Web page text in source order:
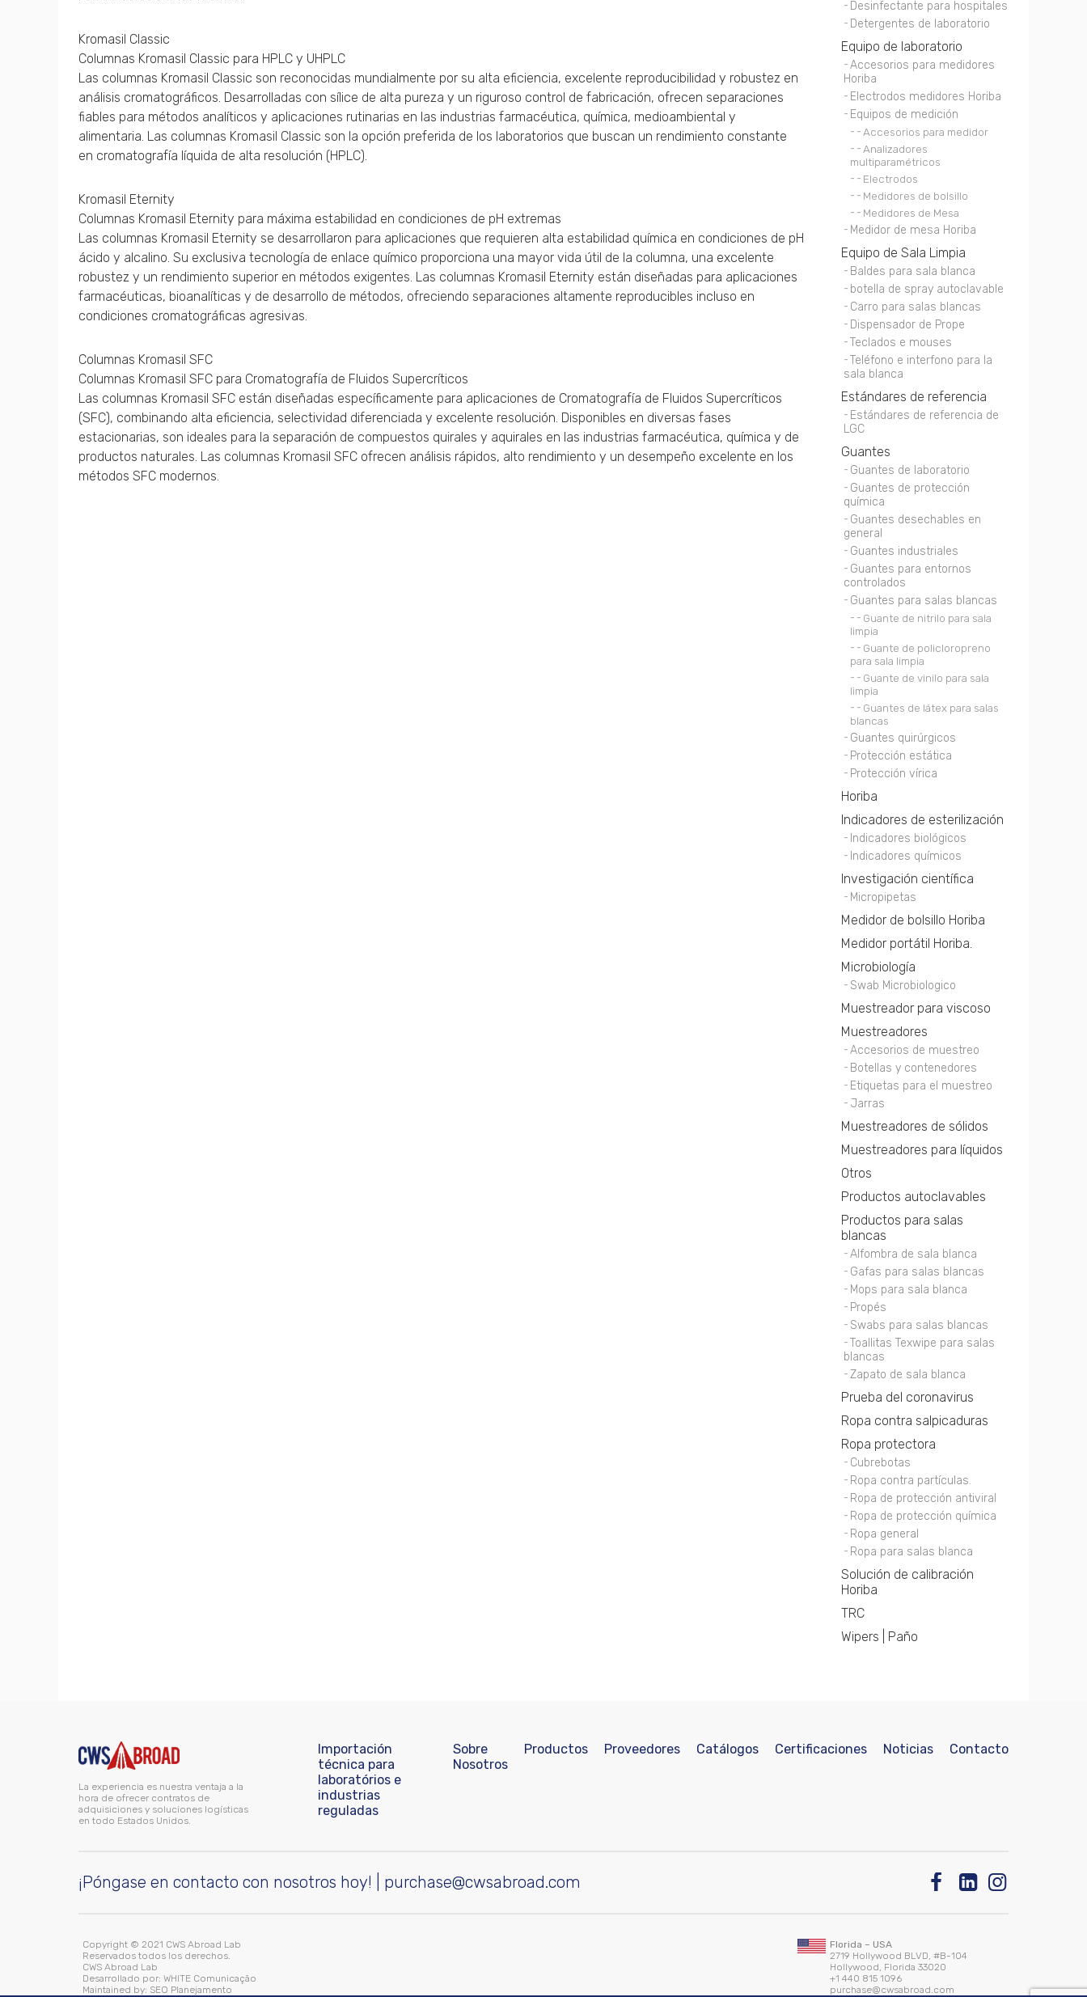
Kromasil Classic
Columnas Kromasil Classic para HPLC y UHPLC
Las columnas Kromasil Classic son reconocidas mundialmente por su alta eficiencia, excelente reproducibilidad y robustez en
análisis cromatográficos. Desarrolladas con sílice de alta pureza y un riguroso control de fabricación, ofrecen separaciones
fiables para métodos analíticos y aplicaciones rutinarias en las industrias farmacéutica, química, medioambiental y
alimentaria. Las columnas Kromasil Classic son la opción preferida de los laboratorios que buscan un rendimiento constante
en cromatografía líquida de alta resolución (HPLC).
Kromasil Eternity
Columnas Kromasil Eternity para máxima estabilidad en condiciones de pH extremas
Las columnas Kromasil Eternity se desarrollaron para aplicaciones que requieren alta estabilidad química en condiciones de pH
ácido y alcalino. Su exclusiva tecnología de enlace químico proporciona una mayor vida útil de la columna, una excelente
robustez y un rendimiento superior en métodos exigentes. Las columnas Kromasil Eternity están diseñadas para aplicaciones
farmacéuticas, bioanalíticas y de desarrollo de métodos, ofreciendo separaciones altamente reproducibles incluso en
condiciones cromatográficas agresivas.
Columnas Kromasil SFC
Columnas Kromasil SFC para Cromatografía de Fluidos Supercríticos
Las columnas Kromasil SFC están diseñadas específicamente para aplicaciones de Cromatografía de Fluidos Supercríticos
(SFC), combinando alta eficiencia, selectividad diferenciada y excelente resolución. Disponibles en diversas fases
estacionarias, son ideales para la separación de compuestos quirales y aquirales en las industrias farmacéutica, química y de
productos naturales. Las columnas Kromasil SFC ofrecen análisis rápidos, alto rendimiento y un desempeño excelente en los
métodos SFC modernos.
Desinfectante para hospitales
Detergentes de laboratorio
Equipo de laboratorio
Accesorios para medidores
Horiba
Electrodos medidores Horiba
Equipos de medición
Accesorios para medidor
Analizadores
multiparamétricos
Electrodos
Medidores de bolsillo
Medidores de Mesa
Medidor de mesa Horiba
Equipo de Sala Limpia
Baldes para sala blanca
botella de spray autoclavable
Carro para salas blancas
Dispensador de Prope
Teclados e mouses
Teléfono e interfono para la
sala blanca
Estándares de referencia
Estándares de referencia de
LGC
Guantes
Guantes de laboratorio
Guantes de protección
química
Guantes desechables en
general
Guantes industriales
Guantes para entornos
controlados
Guantes para salas blancas
Guante de nitrilo para sala
limpia
Guante de policloropreno
para sala limpia
Guante de vinilo para sala
limpia
Guantes de látex para salas
blancas
Guantes quirúrgicos
Protección estática
Protección vírica
Horiba
Indicadores de esterilización
Indicadores biológicos
Indicadores químicos
Investigación científica
Micropipetas
Medidor de bolsillo Horiba
Medidor portátil Horiba.
Microbiología
Swab Microbiologico
Muestreador para viscoso
Muestreadores
Accesorios de muestreo
Botellas y contenedores
Etiquetas para el muestreo
Jarras
Muestreadores de sólidos
Muestreadores para líquidos
Otros
Productos autoclavables
Productos para salas
blancas
Alfombra de sala blanca
Gafas para salas blancas
Mops para sala blanca
Propés
Swabs para salas blancas
Toallitas Texwipe para salas
blancas
Zapato de sala blanca
Prueba del coronavirus
Ropa contra salpicaduras
Ropa protectora
Cubrebotas
Ropa contra partículas.
Ropa de protección antiviral
Ropa de protección química
Ropa general
Ropa para salas blanca
Solución de calibración
Horiba
TRC
Wipers | Paño
La experiencia es nuestra ventaja a la
hora de ofrecer contratos de
adquisiciones y soluciones logísticas
en todo Estados Unidos.
Importación
técnica para
laboratórios e
industrias
reguladas
Sobre
Nosotros
Productos Proveedores Catálogos Certificaciones Noticias Contacto
¡Póngase en contacto con nosotros hoy! purchase@cwsabroad.com
Copyright © 2021 CWS Abroad Lab
Reservados todos los derechos.
CWS Abroad Lab
Desarrollado por: WHITE Comunicação
Maintained by: SEO Planejamento
Florida – USA
2719 Hollywood BLVD, #B-104
Hollywood, Florida 33020
+1 440 815 1096
purchase@cwsabroad.com